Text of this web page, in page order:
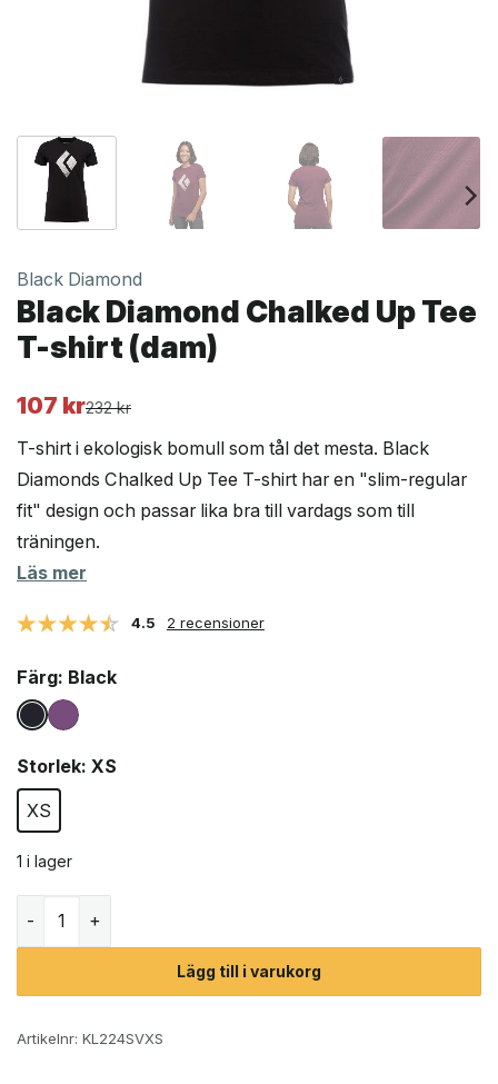
Black Diamond
Black Diamond Chalked Up Tee
T-shirt (dam)
232kr
Det
priset
var:
232 kr.
107 kr
Det
priset
är:
107 kr.
T-shirt i ekologisk bomull som tål det mesta. Black
Diamonds Chalked Up Tee T-shirt har en "slim-regular
fit" design och passar lika bra till vardags som till
träningen.
Läs mer
4.5 2 recensioner
Färg: Black
Storlek: XS
XS
1 i lager
Lägg till i varukorg
Artikelnr: KL224SVXS